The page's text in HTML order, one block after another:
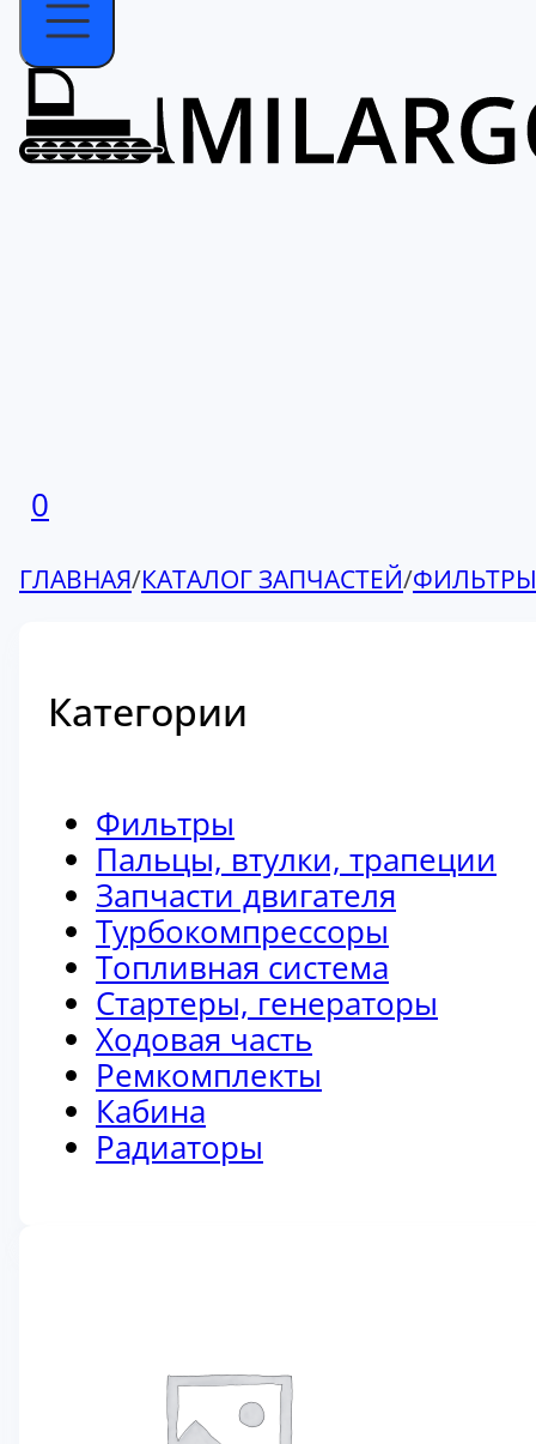
0
ГЛАВНАЯ/КАТАЛОГ ЗАПЧАСТЕЙ/ФИЛЬТРЫ
Категории
Фильтры
Пальцы, втулки, трапеции
Запчасти двигателя
Турбокомпрессоры
Топливная система
Стартеры, генераторы
Ходовая часть
Ремкомплекты
Кабина
Радиаторы